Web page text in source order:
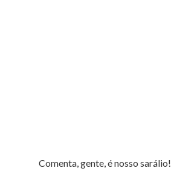
Comenta, gente, é nosso sarálio!